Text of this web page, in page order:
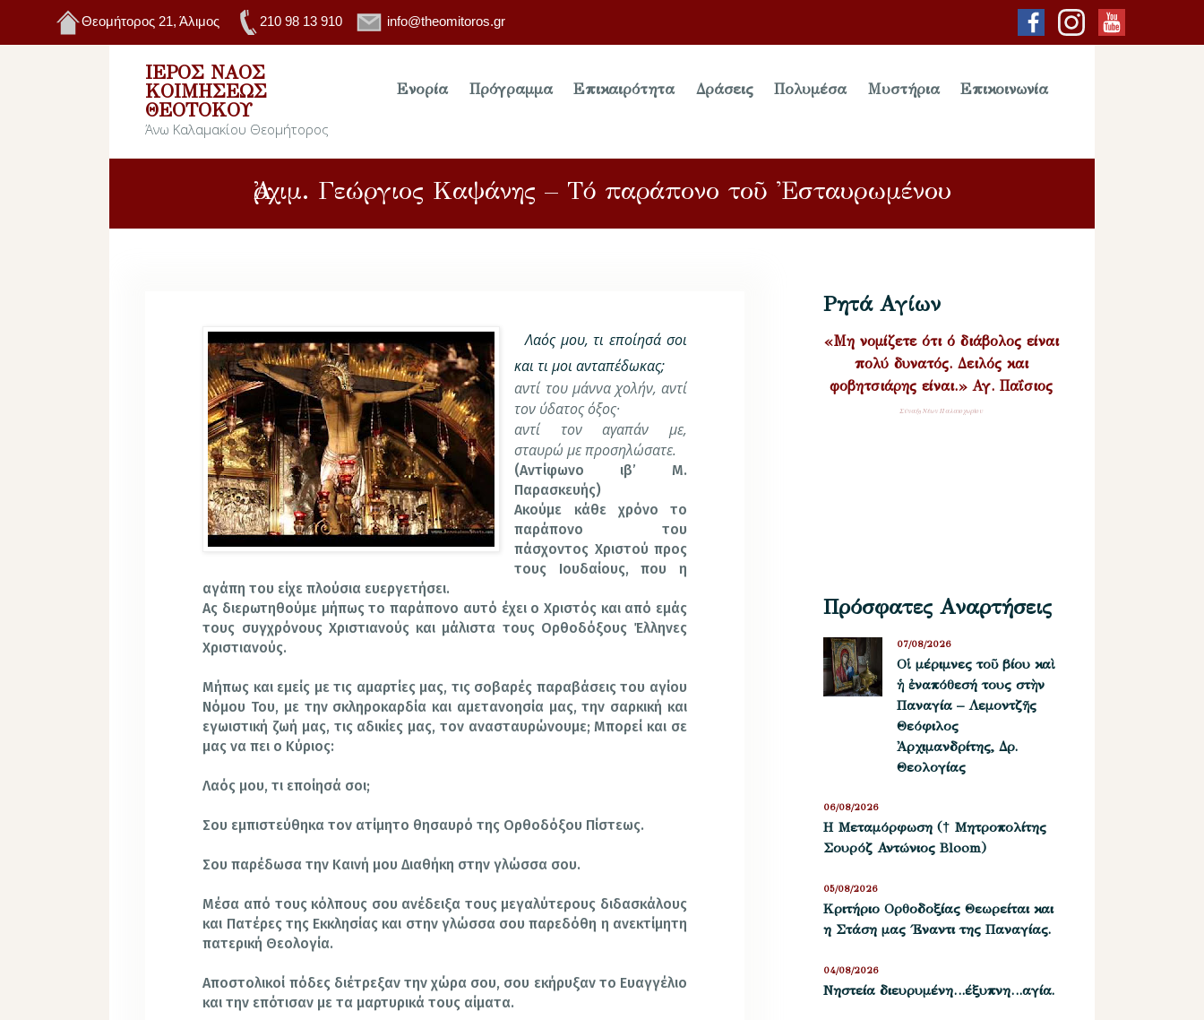
Θεομήτορος 21, Άλιμος 210 98 13 910 info@theomitoros.gr
ΙΕΡΌΣ ΝΑΌΣ
ΚΟΙΜΉΣΕΩΣ
ΘΕΟΤΌΚΟΥ
Άνω Καλαμακίου Θεομήτορος
Ενορία Πρόγραμμα Επικαιρότητα Δράσεις Πολυμέσα Μυστήρια Επικοινωνία
Ἀρχιμ. Γεώργιος Καψάνης – Τό παράπονο τοῦ Ἐσταυρωμένου
Λαός μου, τι εποίησά σοι
και τι μοι ανταπέδωκας;
αντί του μάννα χολήν, αντί
τον ύδατος όξος·
αντί τον αγαπάν με,
σταυρώ με προσηλώσατε.
(Αντίφωνο ιβ’ Μ.
Παρασκευής)
Ακούμε κάθε χρόνο το
παράπονο του
πάσχοντος Χριστού προς
τους Ιουδαίους, που η
αγάπη του είχε πλούσια ευεργετήσει.
Ας διερωτηθούμε μήπως το παράπονο αυτό έχει ο Χριστός και από εμάς
τους συγχρόνους Χριστιανούς και μάλιστα τους Ορθοδόξους Έλληνες
Χριστιανούς.
Μήπως και εμείς με τις αμαρτίες μας, τις σοβαρές παραβάσεις του αγίου
Νόμου Του, με την σκληροκαρδία και αμετανοησία μας, την σαρκική και
εγωιστική ζωή μας, τις αδικίες μας, τον ανασταυρώνουμε; Μπορεί και σε
μας να πει ο Κύριος:
Λαός μου, τι εποίησά σοι;
Σου εμπιστεύθηκα τον ατίμητο θησαυρό της Ορθοδόξου Πίστεως.
Σου παρέδωσα την Καινή μου Διαθήκη στην γλώσσα σου.
Μέσα από τους κόλπους σου ανέδειξα τους μεγαλύτερους διδασκάλους
και Πατέρες της Εκκλησίας και στην γλώσσα σου παρεδόθη η ανεκτίμητη
πατερική Θεολογία.
Αποστολικοί πόδες διέτρεξαν την χώρα σου, σου εκήρυξαν το Ευαγγέλιο
και την επότισαν με τα μαρτυρικά τους αίματα.
Ρητά Αγίων
«Μη νομίζετε ότι ό διάβολος είναι
πολύ δυνατός. Δειλός και
φοβητσιάρης είναι.» Αγ. Παΐσιος
Σύναξη Νέων Παλαιοχωρίου
Πρόσφατες Αναρτήσεις
Οἱ μέριμνες τοῦ βίου καὶ
ἡ ἐναπόθεσή τους στὴν
Παναγία – Λεμοντζῆς
Θεόφιλος
Ἀρχιμανδρίτης, Δρ.
Θεολογίας
07/08/2026
Η Μεταμόρφωση († Μητροπολίτης
Σουρόζ Αντώνιος Bloom)
06/08/2026
Kριτήριο Oρθοδοξίας Θεωρείται και
η Στάση μας ΄Εναντι της Παναγίας.
05/08/2026
Νηστεία διευρυμένη…έξυπνη…αγία.
04/08/2026